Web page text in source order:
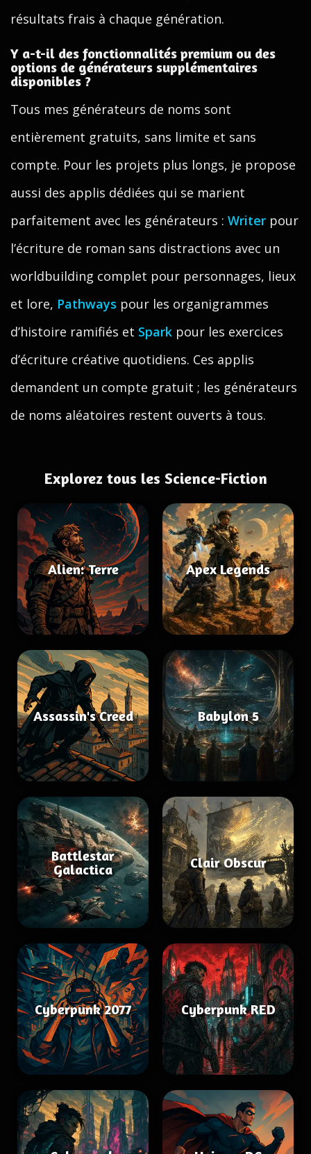
résultats frais à chaque génération.
Y a-t-il des fonctionnalités premium ou des
options de générateurs supplémentaires
disponibles ?
Tous mes générateurs de noms sont
entièrement gratuits, sans limite et sans
compte. Pour les projets plus longs, je propose
aussi des applis dédiées qui se marient
parfaitement avec les générateurs : Writer pour
l’écriture de roman sans distractions avec un
worldbuilding complet pour personnages, lieux
et lore, Pathways pour les organigrammes
d’histoire ramifiés et Spark pour les exercices
d’écriture créative quotidiens. Ces applis
demandent un compte gratuit ; les générateurs
de noms aléatoires restent ouverts à tous.
Explorez tous les Science-Fiction
Alien: Terre Apex Legends
Assassin's Creed Babylon 5
Battlestar
Galactica
Clair Obscur
Cyberpunk 2077 Cyberpunk RED